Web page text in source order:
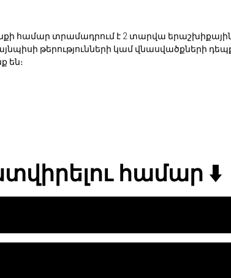
համար տրամադրում է 2 տարվա
թերությունների կամ վնասվածքների
են։
համար ⬇️